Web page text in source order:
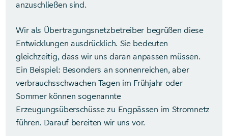
anzuschließen sind.
Wir als Übertragungsnetzbetreiber begrüßen diese
Entwicklungen ausdrücklich. Sie bedeuten
gleichzeitig, dass wir uns daran anpassen müssen.
Ein Beispiel: Besonders an sonnenreichen, aber
verbrauchsschwachen Tagen im Frühjahr oder
Sommer können sogenannte
Erzeugungsüberschüsse zu Engpässen im Stromnetz
führen. Darauf bereiten wir uns vor.